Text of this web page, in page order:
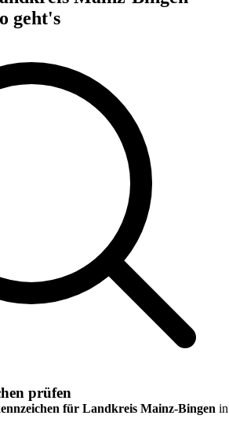
geht's
prüfen
für Landkreis Mainz-Bingen in